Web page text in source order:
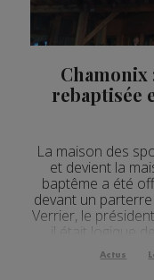
Chamonix
rebaptisée
La maison des
et devient la
baptême a été
devant un
Verrier, le
il était logique
snowboardeuse
l'âge de 31
Actus